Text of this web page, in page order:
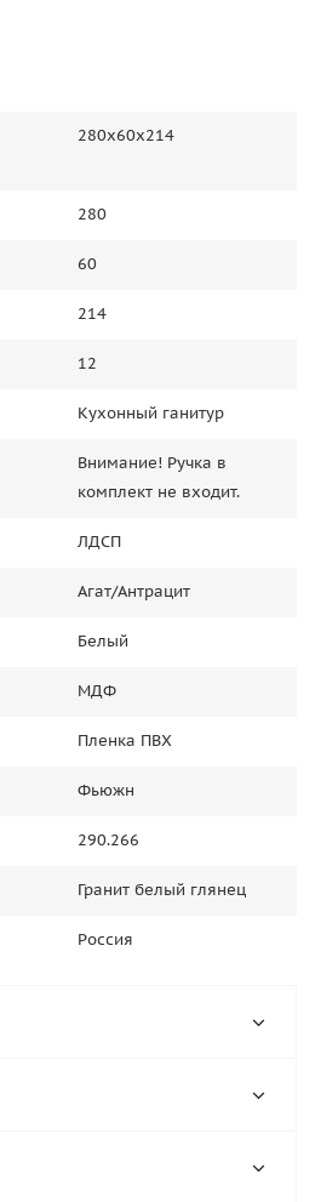
280х60х214
280
60
214
12
Кухонный ганитур
Внимание! Ручка в
комплект не входит.
ЛДСП
Агат/Антрацит
Белый
МДФ
Пленка ПВХ
Фьюжн
290.266
Гранит белый глянец
Россия